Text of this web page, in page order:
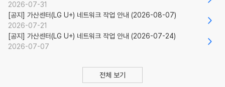
전체 보기
2026-07-31
[공지] 가산센터(LG U+) 네트워크 작업 안내 (2026-08-07)
2026-07-21
[공지] 가산센터(LG U+) 네트워크 작업 안내 (2026-07-24)
2026-07-07